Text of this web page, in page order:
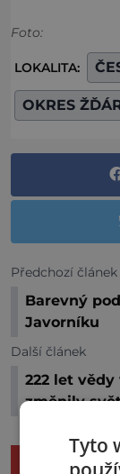
Foto:
LOKALITA:
OKRES
Předchozí článek
Barevný
Javorníku
Další článek
222 let
změnily
SOUVISEJÍCÍ
Tyto